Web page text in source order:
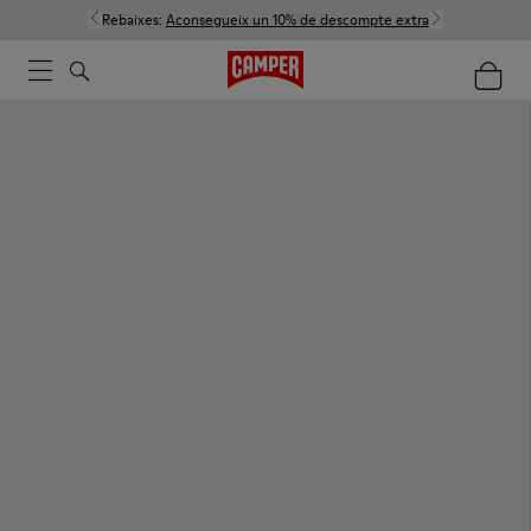
Rebaixes: Aconsegueix un 10% de descompte extra